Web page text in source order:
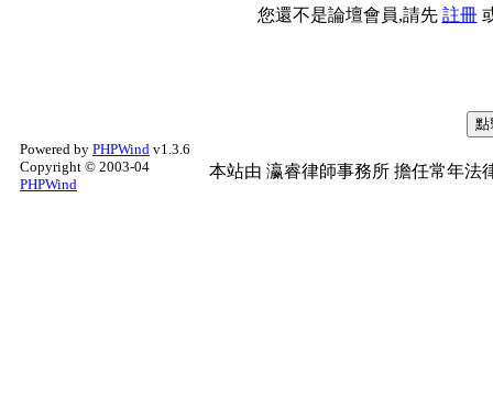
您還不是論壇會員,請先 註冊
Powered by PHPWind v1.3.6
Copyright © 2003-04
PHPWind
本站由 瀛睿律師事務所 擔任常年法